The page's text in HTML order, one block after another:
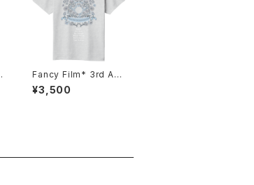
Fancy Film* 3rd Ann
iversary One Man Li
ve Tシャツ
¥3,500